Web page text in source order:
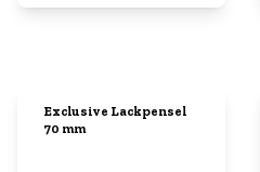
Exclusive Lackpensel
70 mm